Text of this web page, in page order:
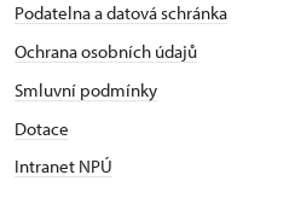
Podatelna a datová schránka
Ochrana osobních údajů
Smluvní podmínky
Dotace
Intranet NPÚ